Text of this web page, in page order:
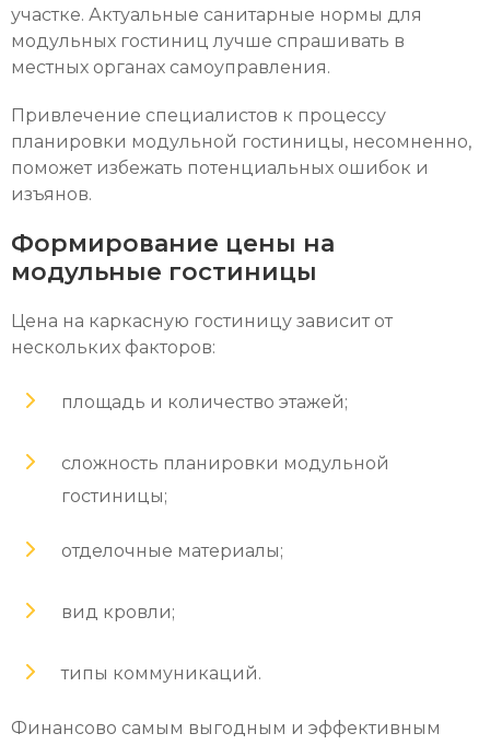
участке. Актуальные санитарные нормы для
модульных гостиниц лучше спрашивать в
местных органах самоуправления.
Привлечение специалистов к процессу
планировки модульной гостиницы, несомненно,
поможет избежать потенциальных ошибок и
изъянов.
Формирование цены на
модульные гостиницы
Цена на каркасную гостиницу зависит от
нескольких факторов:
площадь и количество этажей;
сложность планировки модульной
гостиницы;
отделочные материалы;
вид кровли;
типы коммуникаций.
Финансово самым выгодным и эффективным